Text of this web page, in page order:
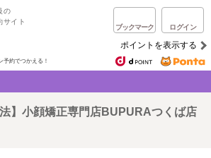
の
サイト
ブックマーク ログイン
ポイントを表示する
予約でつかえる！
】小顔矯正専門店BUPURAつくば店